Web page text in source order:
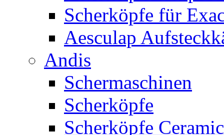
Scherköpfe für
Aesculap
Andis
Schermaschinen
Scherköpfe
Scherköpfe Ceramic